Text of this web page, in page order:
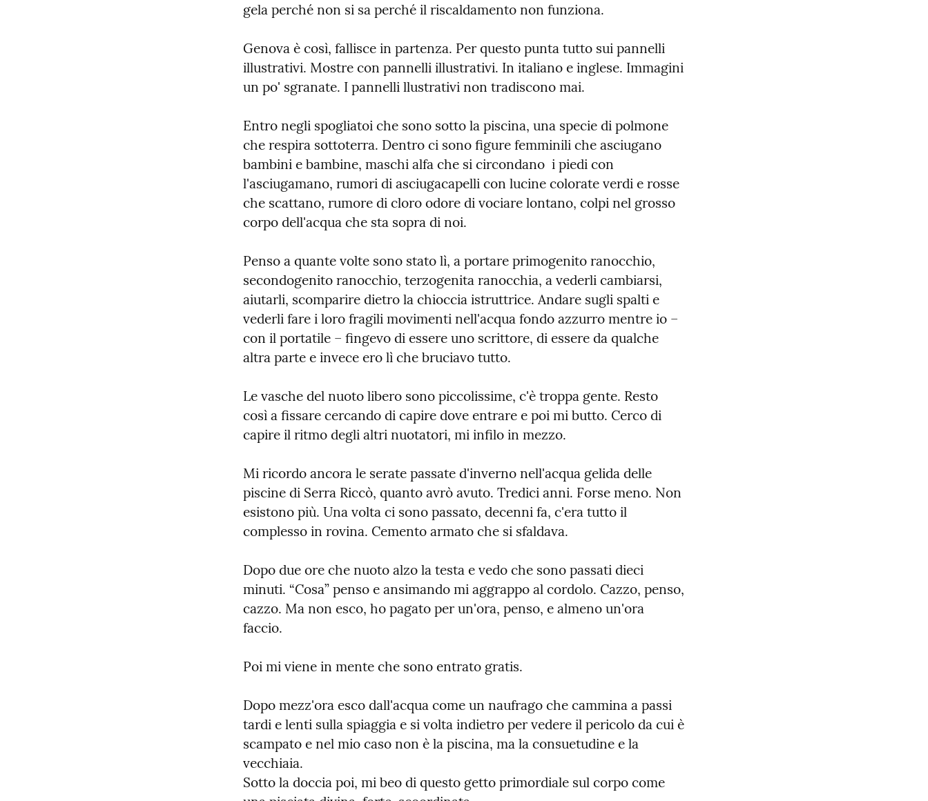
gela perché non si sa perché il riscaldamento non funziona.
Genova è così, fallisce in partenza. Per questo punta tutto sui pannelli
illustrativi. Mostre con pannelli illustrativi. In italiano e inglese. Immagini
un po' sgranate. I pannelli llustrativi non tradiscono mai.
Entro negli spogliatoi che sono sotto la piscina, una specie di polmone
che respira sottoterra. Dentro ci sono figure femminili che asciugano
bambini e bambine, maschi alfa che si circondano  i piedi con
l'asciugamano, rumori di asciugacapelli con lucine colorate verdi e rosse
che scattano, rumore di cloro odore di vociare lontano, colpi nel grosso
corpo dell'acqua che sta sopra di noi.
Penso a quante volte sono stato lì, a portare primogenito ranocchio,
secondogenito ranocchio, terzogenita ranocchia, a vederli cambiarsi,
aiutarli, scomparire dietro la chioccia istruttrice. Andare sugli spalti e
vederli fare i loro fragili movimenti nell'acqua fondo azzurro mentre io –
con il portatile – fingevo di essere uno scrittore, di essere da qualche
altra parte e invece ero lì che bruciavo tutto.
Le vasche del nuoto libero sono piccolissime, c'è troppa gente. Resto
così a fissare cercando di capire dove entrare e poi mi butto. Cerco di
capire il ritmo degli altri nuotatori, mi infilo in mezzo.
Mi ricordo ancora le serate passate d'inverno nell'acqua gelida delle
piscine di Serra Riccò, quanto avrò avuto. Tredici anni. Forse meno. Non
esistono più. Una volta ci sono passato, decenni fa, c'era tutto il
complesso in rovina. Cemento armato che si sfaldava.
Dopo due ore che nuoto alzo la testa e vedo che sono passati dieci
minuti. “Cosa” penso e ansimando mi aggrappo al cordolo. Cazzo, penso,
cazzo. Ma non esco, ho pagato per un'ora, penso, e almeno un'ora
faccio.
Poi mi viene in mente che sono entrato gratis.
Dopo mezz'ora esco dall'acqua come un naufrago che cammina a passi
tardi e lenti sulla spiaggia e si volta indietro per vedere il pericolo da cui è
scampato e nel mio caso non è la piscina, ma la consuetudine e la
vecchiaia.
Sotto la doccia poi, mi beo di questo getto primordiale sul corpo come